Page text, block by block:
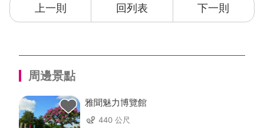
上一則 回列表 下一則
周邊景點
雅聞魅力博覽館
440 公尺